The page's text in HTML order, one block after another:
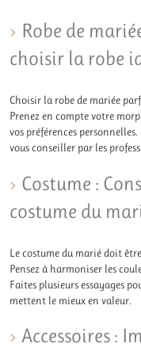
Robe de
choisir la robe
Choisir la robe de mariée
Prenez en compte votre
vos préférences
vous conseiller par les
Costume :
costume du
Le costume du marié doit
Pensez à harmoniser les
Faites plusieurs essayages
mettent le mieux en valeur.
Accessoires :